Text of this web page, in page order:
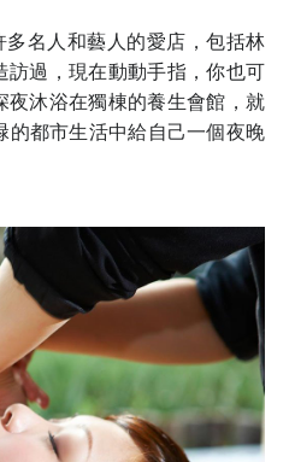
名人和藝人的愛店，包括林
過，現在動動手指，你也可
沐浴在獨棟的養生會館，就
都市生活中給自己一個夜晚